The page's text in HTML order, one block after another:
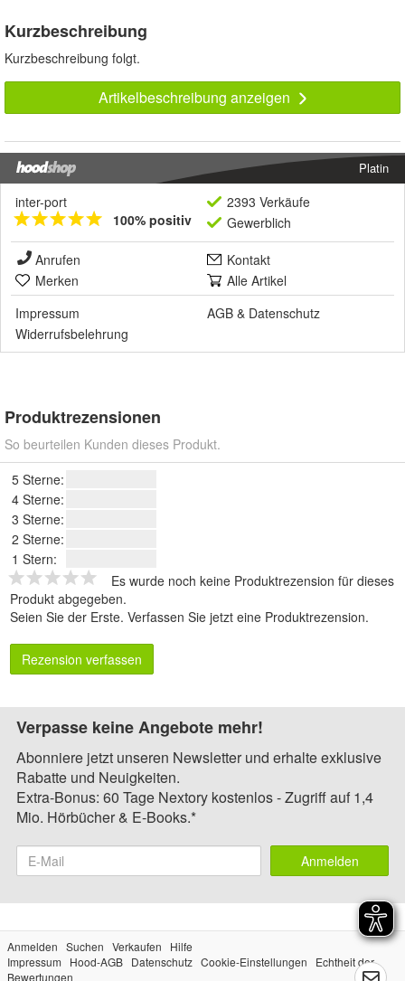
Kurzbeschreibung
Kurzbeschreibung folgt.
Artikelbeschreibung anzeigen
Platin
inter-port
100% positiv
2393 Verkäufe
Gewerblich
Anrufen
Kontakt
Merken
Alle Artikel
Impressum
AGB & Datenschutz
Widerrufsbelehrung
Produktrezensionen
So beurteilen Kunden dieses Produkt.
5 Sterne:
4 Sterne:
3 Sterne:
2 Sterne:
1 Stern:
Es wurde noch keine Produktrezension für dieses
Produkt abgegeben.
Seien Sie der Erste. Verfassen Sie jetzt eine Produktrezension.
Rezension verfassen
Verpasse keine Angebote mehr!
Abonniere jetzt unseren Newsletter und erhalte exklusive
Rabatte und Neuigkeiten.
Extra-Bonus: 60 Tage Nextory kostenlos - Zugriff auf 1,4
Mio. Hörbücher & E-Books.*
Anmelden
Anmelden Suchen Verkaufen
Hilfe
Impressum
Hood-AGB Datenschutz Cookie-Einstellungen
Echtheit der
Bewertungen